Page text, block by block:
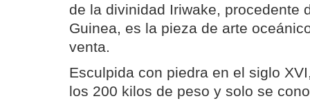
de la divinidad Iriwake, procedente
Guinea, es la pieza de arte
venta.
Esculpida con piedra en el siglo
los 200 kilos de peso y solo se